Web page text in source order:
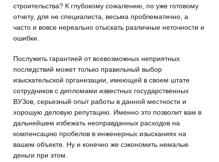
строительства? К глубокому сожалению, по уже готовому
отчету, для не специалиста, весьма проблематично, а
часто и вовсе нереально отыскать различные неточности и
ошибки.
Послужить гарантией от всевозможных неприятных
последствий может только правильный выбор
изыскательской организации, имеющей в своем штате
сотрудников с дипломами известных государственных
ВУЗов, серьезный опыт работы в данной местности и
хорошую деловую репутацию. Именно это позволит вам в
дальнейшем избежать неоправданных расходов на
компенсацию пробелов в инженерных изысканиях на
вашем объекте. Ну и конечно же сэкономить немалые
деньги при этом.